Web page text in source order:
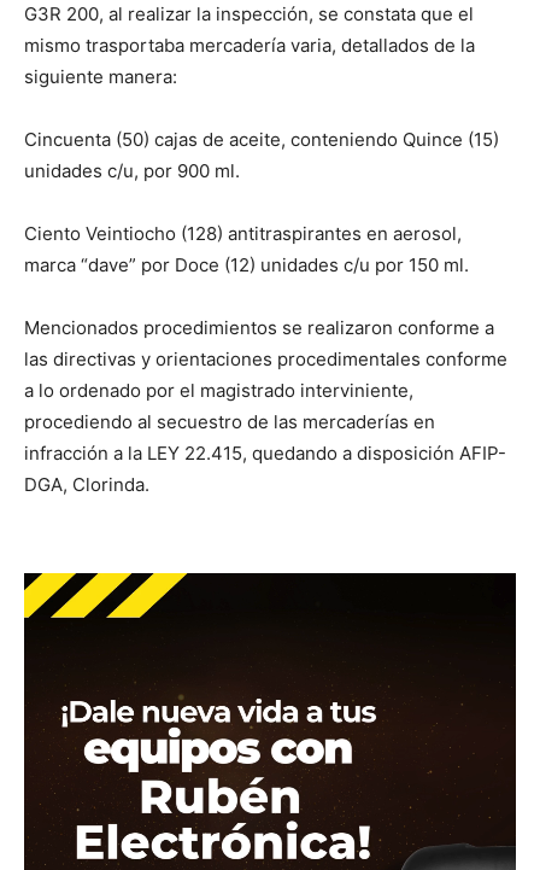
G3R 200, al realizar la inspección, se constata que el
mismo trasportaba mercadería varia, detallados de la
siguiente manera:
Cincuenta (50) cajas de aceite, conteniendo Quince (15)
unidades c/u, por 900 ml.
Ciento Veintiocho (128) antitraspirantes en aerosol,
marca “dave” por Doce (12) unidades c/u por 150 ml.
Mencionados procedimientos se realizaron conforme a
las directivas y orientaciones procedimentales conforme
a lo ordenado por el magistrado interviniente,
procediendo al secuestro de las mercaderías en
infracción a la LEY 22.415, quedando a disposición AFIP-
DGA, Clorinda.